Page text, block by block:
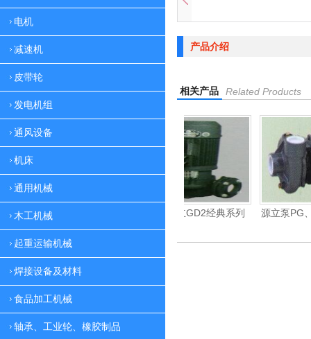
电机
减速机
皮带轮
发电机组
通风设备
机床
通用机械
木工机械
起重运输机械
焊接设备及材料
食品加工机械
轴承、工业轮、橡胶制品
产品介绍
相关产品 Related Products
泵系列 源立泵PG、PM清水泵系列